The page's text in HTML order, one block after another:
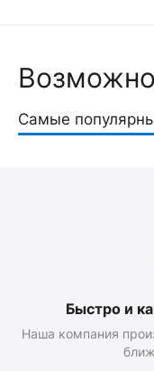
Самые
Быстро и
Наша компания